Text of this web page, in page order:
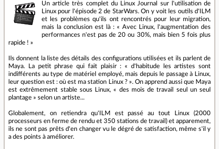
Un article très complet du Linux Journal sur l'utilisation de
Linux pour l'épisode 2 de StarWars. On y voit les outils d'ILM
et les problèmes qu'ils ont rencontrés pour leur migration,
mais la conclusion est là : « Avec Linux, l'augmentation des
performances n'est pas de 20 ou 30%, mais bien 5 fois plus
rapide ! »
Ils donnent la liste des détails des configurations utilisées et ils parlent de
Maya. La petit phrase qui fait plaisir : « d'habitude les artistes sont
indifférents au type de matériel employé, mais depuis le passage à Linux,
leur question est : où est ma station Linux ? ». On apprend aussi que Maya
est extrêmement stable sous Linux, « des mois de travail seul un seul
plantage » selon un artiste...
Globalement, on retiendra qu'ILM est passé au tout Linux (2000
processeurs en ferme de rendu et 350 stations de travail) et apparement,
ils ne sont pas prêts d'en changer vu le dégré de satisfaction, même s'il y
a des points à améliorer.